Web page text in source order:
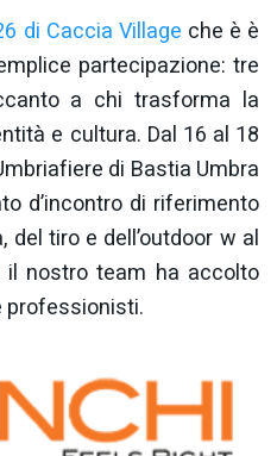
di Caccia Village che è è
partecipazione: tre
a chi trasforma la
e cultura. Dal 16 al 18
di Bastia Umbra
d’incontro di riferimento
tiro e dell’outdoor w al
il nostro team ha accolto
professionisti.